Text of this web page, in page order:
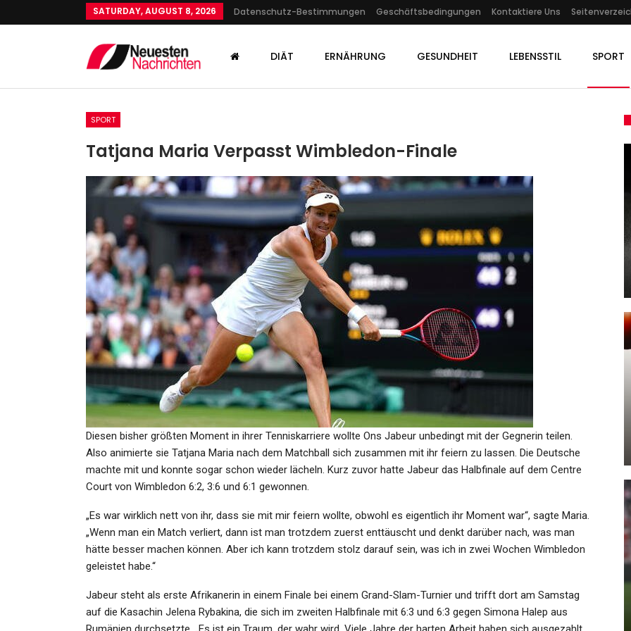
SATURDAY, AUGUST 8, 2026 Datenschutz-Bestimmungen Geschäftsbedingungen Kontaktiere Uns
DIÄT ERNÄHRUNG GESUNDHEIT LEBENSSTIL SPORT
SPORT
Tatjana Maria Verpasst Wimbledon-Finale
Diesen bisher größten Moment in ihrer Tenniskarriere wollte Ons Jabeur unbedingt mit der Gegnerin teilen.
Also animierte sie Tatjana Maria nach dem Matchball sich zusammen mit ihr feiern zu lassen. Die Deutsche
machte mit und konnte sogar schon wieder lächeln. Kurz zuvor hatte Jabeur das Halbfinale auf dem Centre
Court von Wimbledon 6:2, 3:6 und 6:1 gewonnen.
„Es war wirklich nett von ihr, dass sie mit mir feiern wollte, obwohl es eigentlich ihr Moment war“, sagte Maria.
„Wenn man ein Match verliert, dann ist man trotzdem zuerst enttäuscht und denkt darüber nach, was man
hätte besser machen können. Aber ich kann trotzdem stolz darauf sein, was ich in zwei Wochen Wimbledon
geleistet habe.“
Jabeur steht als erste Afrikanerin in einem Finale bei einem Grand-Slam-Turnier und trifft dort am Samstag
auf die Kasachin Jelena Rybakina, die sich im zweiten Halbfinale mit 6:3 und 6:3 gegen Simona Halep aus
GESUNDHEIT
Feuerwehreinsatz: Thüringen:
Burg Aus Dem 12. Jahrhundert…
Admin Mar 26, 2026
SPORT
Fußball-Bundesliga: Eintracht
Siegt Und Genießt: Dritter…
KULTUR
Venedig Filmfestival (5):
Admin Sep 3, 2023
Amelia Earhart: 88 Jahre Nach
Verzweifeltem Funkspruch…
Oct 14, 2025
KULTUR
Schnell Noch Diese Sieben…
Admin May 23, 2025
Admin Jul 29, 2025